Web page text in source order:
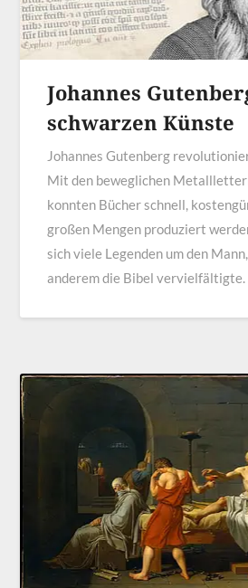
Johannes
schwarzen Künste
Johannes Gutenberg
Mit den beweglichen
konnten Bücher schnell,
großen Mengen produziert
sich viele Legenden um den
anderem die Bibel vervielfältigte.